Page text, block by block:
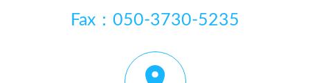
Fax：050-3730-5235